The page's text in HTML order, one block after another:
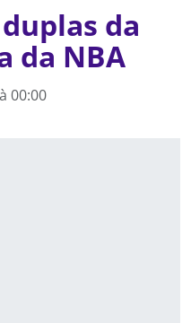
da
da NBA
00:00